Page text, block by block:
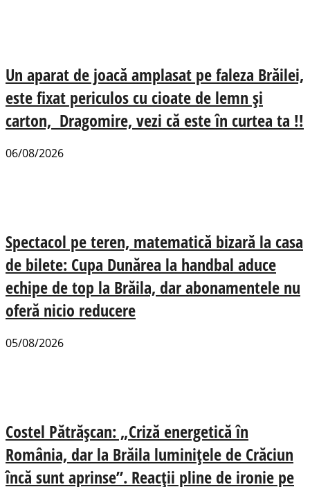
Un aparat de joacă amplasat pe faleza Brăilei,
este fixat periculos cu cioate de lemn și
carton, Dragomire, vezi că este în curtea ta !!
06/08/2026
Spectacol pe teren, matematică bizară la casa
de bilete: Cupa Dunărea la handbal aduce
echipe de top la Brăila, dar abonamentele nu
oferă nicio reducere
05/08/2026
Costel Pătrășcan: „Criză energetică în
România, dar la Brăila luminițele de Crăciun
încă sunt aprinse”. Reacții pline de ironie pe